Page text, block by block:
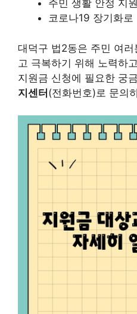
주민 생활 안정 지원
코로나19 장기화
대덕구 법2동은 주민 여
고 극복하기 위해 노력하
지원금 신청에 필요한 궁
지센터(전화번호)로 문의